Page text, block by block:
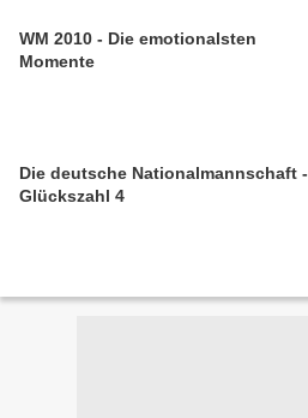
WM 2010 - Die emotionalsten
Momente
Die deutsche Nationalmannschaft -
Glückszahl 4